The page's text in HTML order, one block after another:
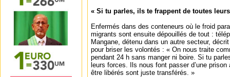
« Si tu parles, ils te frappent de toutes
Enfermés dans des conteneurs où le froid
migrants sont ensuite dépouillés de tout :
Mangane, détenu dans un autre secteur,
pour briser les volontés : « On nous traite
pendant 24 h sans manger ni boire. Si tu
leurs forces. Ils nous font passer d’une prison
être libérés sont juste transférés. »